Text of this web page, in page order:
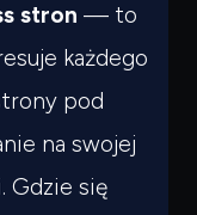
stron — to
każdego
pod
na swojej
Gdzie się